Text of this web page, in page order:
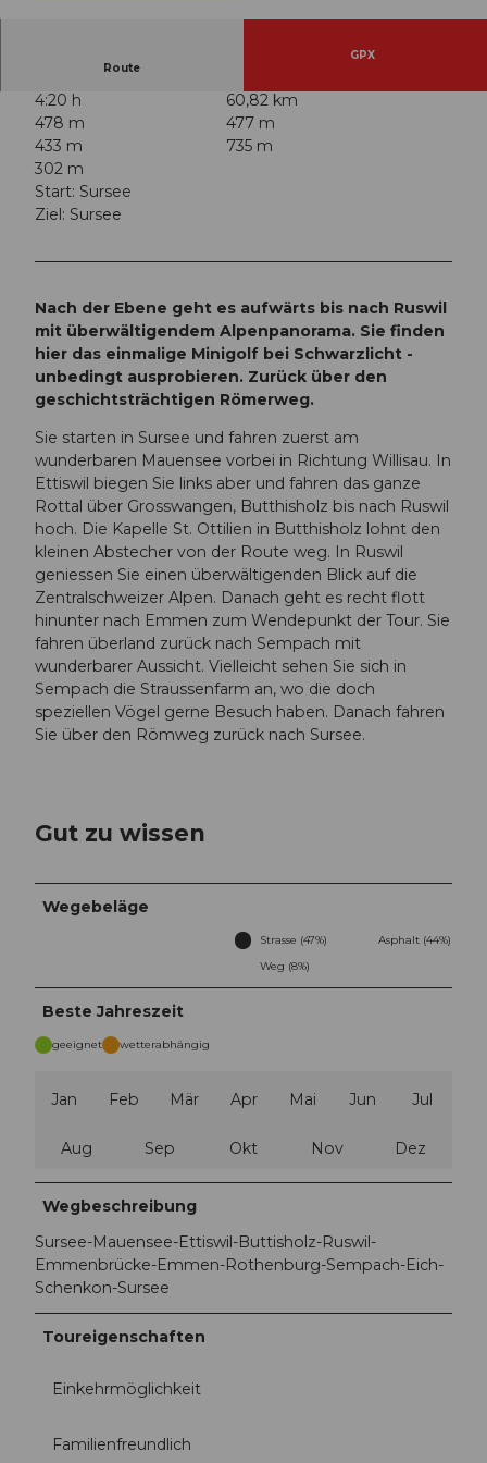
Route
GPX
4:20 h
60,82 km
478 m
477 m
433 m
735 m
302 m
Start: Sursee
Ziel: Sursee
Nach der Ebene geht es aufwärts bis nach Ruswil
mit überwältigendem Alpenpanorama. Sie finden
hier das einmalige Minigolf bei Schwarzlicht -
unbedingt ausprobieren. Zurück über den
geschichtsträchtigen Römerweg.
Sie starten in Sursee und fahren zuerst am
wunderbaren Mauensee vorbei in Richtung Willisau. In
Ettiswil biegen Sie links aber und fahren das ganze
Rottal über Grosswangen, Butthisholz bis nach Ruswil
hoch. Die Kapelle St. Ottilien in Butthisholz lohnt den
kleinen Abstecher von der Route weg. In Ruswil
geniessen Sie einen überwältigenden Blick auf die
Zentralschweizer Alpen. Danach geht es recht flott
hinunter nach Emmen zum Wendepunkt der Tour. Sie
fahren überland zurück nach Sempach mit
wunderbarer Aussicht. Vielleicht sehen Sie sich in
Sempach die Straussenfarm an, wo die doch
speziellen Vögel gerne Besuch haben. Danach fahren
Sie über den Römweg zurück nach Sursee.
Gut zu wissen
Wegebeläge
Strasse (47%)
Asphalt (44%)
Weg (8%)
Beste Jahreszeit
geeignet wetterabhängig
Jan Feb Mär Apr Mai Jun Jul
Aug Sep Okt Nov Dez
Wegbeschreibung
Sursee-Mauensee-Ettiswil-Buttisholz-Ruswil-
Emmenbrücke-Emmen-Rothenburg-Sempach-Eich-
Schenkon-Sursee
Toureigenschaften
Einkehrmöglichkeit
Familienfreundlich